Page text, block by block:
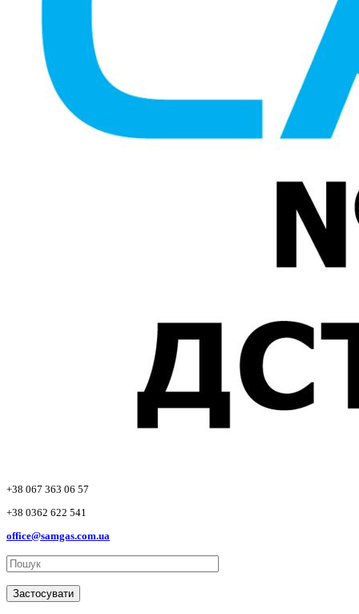
+38 067 363 06 57
+38 0362 622 541
office@samgas.com.ua
Застосувати